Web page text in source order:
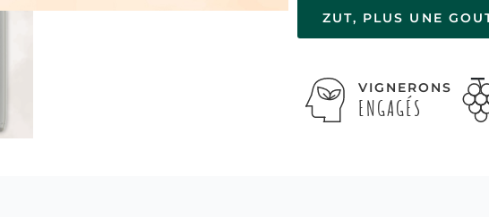
ZUT, PLUS UNE
VIGNERONS
ENGAGÉS